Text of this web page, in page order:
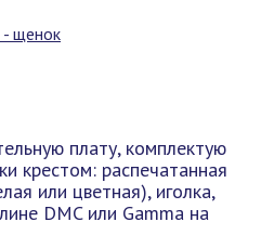
плату, комплектую
крестом: распечатанная
или цветная), иголка,
DMC или Gamma на